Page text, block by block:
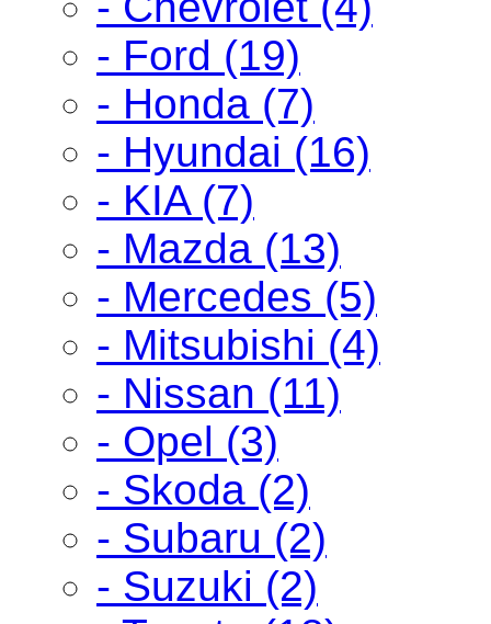
- Ford (19)
- Honda (7)
- Hyundai (16)
- KIA (7)
- Mazda (13)
- Mercedes (5)
- Mitsubishi (4)
- Nissan (11)
- Opel (3)
- Skoda (2)
- Subaru (2)
- Suzuki (2)